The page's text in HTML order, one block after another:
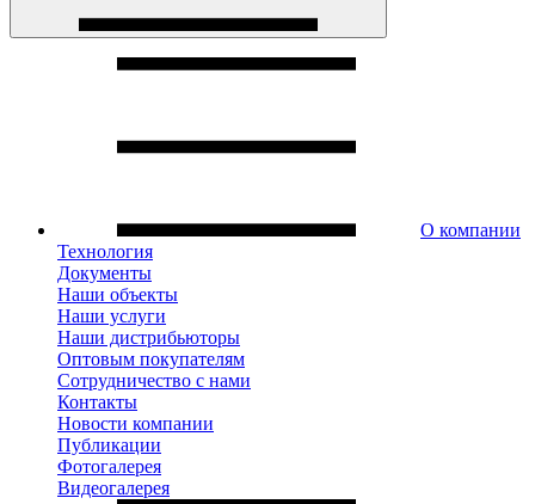
О компании
Технология
Документы
Наши объекты
Наши услуги
Наши дистрибьюторы
Оптовым покупателям
Сотрудничество с нами
Контакты
Новости компании
Публикации
Фотогалерея
Видеогалерея